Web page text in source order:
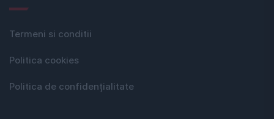
Termeni si conditii
Politica cookies
Politica de confidențialitate